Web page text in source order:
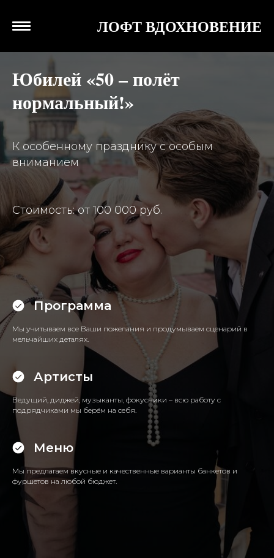
ЛОФТ ВДОХНОВЕНИЕ
Юбилей «50 – полёт
нормальный!»
К особенному празднику с особым
вниманием
Стоимость: от 100 000 руб.
Программа
Мы учитываем все Ваши пожелания и продумываем сценарий в
мельчайших деталях.
Артисты
Ведущий, диджей, музыканты, фокусники – всю работу с
подрядчиками мы берём на себя.
Меню
Мы предлагаем вкусные и качественные варианты банкетов и
фуршетов на любой бюджет.